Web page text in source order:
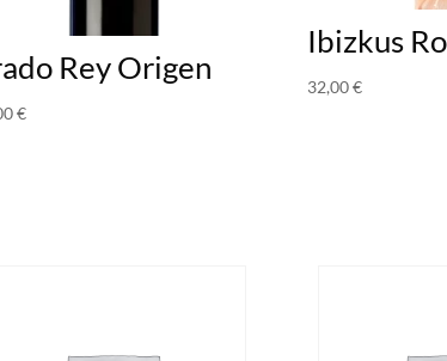
Rey Origen
€
Ibizkus
32,00€